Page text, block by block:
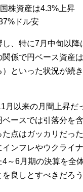
株資産は4.3%上昇
ドル安
し、特に7月中旬以
係で円ベース資産
）といった状況が続
月以来の月間上昇だ
ースでは引落分を
点はガッカリだっ
ンフレやウクライ
～6月期の決算を全
良しとすべきだろう